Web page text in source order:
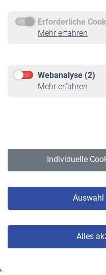
Erforderliche
Mehr erfahren
Webanalyse (2)
Mehr erfahren
Individuelle
Auswahl
Alles
Service
Informationen
Online-Rechner
VBLnewsletter
Erklärung zur Barrierefreiheit
© VBL 2026